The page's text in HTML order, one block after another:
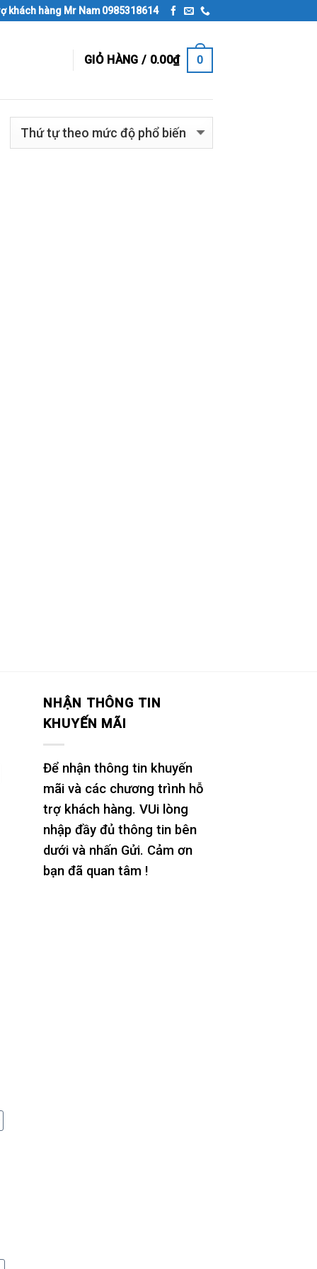
khách hàng Mr Nam 0985318614
GIỎ HÀNG / 0.00₫ 0
NHẬN THÔNG TIN
KHUYẾN MÃI
Để nhận thông tin khuyến
mãi và các chương trình hỗ
trợ khách hàng. VUi lòng
nhập đầy đủ thông tin bên
dưới và nhấn Gửi. Cảm ơn
bạn đã quan tâm !